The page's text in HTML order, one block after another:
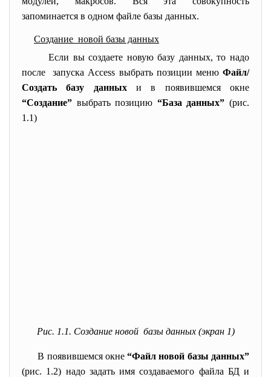
запоминается в одном файле базы данных.
Создание новой базы данных
Если вы создаете новую базу данных, то надо
после запуска Access выбрать позиции меню Файл/
Создать базу данных и в появившемся окне
“Создание” выбрать позицию “База данных”(рис.
1.1)
Рис. 1.1. Создание новой базы данных (экран 1)
В появившемся окне“Файл новой базы данных”
(рис. 1.2) надо задать имя создаваемого файла БД и